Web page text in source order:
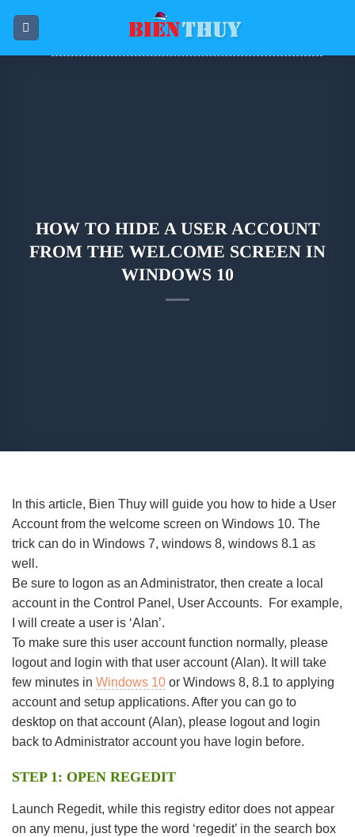
HOW TO HIDE A USER ACCOUNT
FROM THE WELCOME SCREEN IN
WINDOWS 10
In this article, Bien Thuy will guide you how to hide a User
Account from the welcome screen on Windows 10. The
trick can do in Windows 7, windows 8, windows 8.1 as
well.
Be sure to logon as an Administrator, then create a local
account in the Control Panel, User Accounts. For example,
I will create a user is ‘Alan’.
To make sure this user account function normally, please
logout and login with that user account (Alan). It will take
few minutes in Windows 10 or Windows 8, 8.1 to applying
account and setup applications. After you can go to
desktop on that account (Alan), please logout and login
back to Administrator account you have login before.
STEP 1: OPEN REGEDIT
Launch Regedit, while this registry editor does not appear
on any menu, just type the word ‘regedit’ in the search box